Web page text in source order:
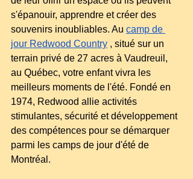
s'épanouir, apprendre et créer des
souvenirs inoubliables. Au camp de
jour Redwood Country , situé sur un
terrain privé de 27 acres à Vaudreuil,
au Québec, votre enfant vivra les
meilleurs moments de l'été. Fondé en
1974, Redwood allie activités
stimulantes, sécurité et développement
des compétences pour se démarquer
parmi les camps de jour d'été de
Montréal.